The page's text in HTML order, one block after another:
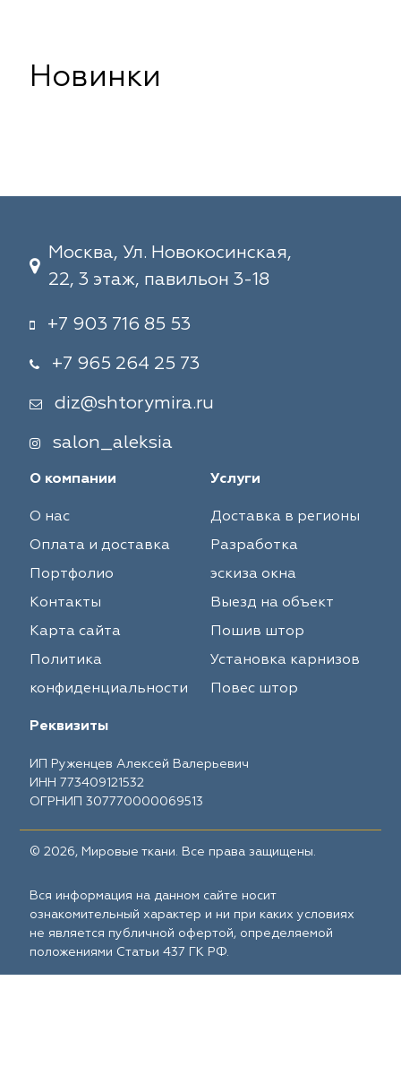
Новинки
Москва, Ул. Новокосинская,
22, 3 этаж, павильон 3-18
+7 903 716 85 53
+7 965 264 25 73
diz@shtorymira.ru
salon_aleksia
О компании
О нас
Оплата и доставка
Портфолио
Контакты
Карта сайта
Политика
конфиденциальности
Услуги
Доставка в регионы
Разработка
эскиза окна
Выезд на объект
Пошив штор
Установка карнизов
Повес штор
Реквизиты
ИП Руженцев Алексей Валерьевич
ИНН 773409121532
ОГРНИП 307770000069513
© 2026, Мировые ткани. Все права защищены.
Вся информация на данном сайте носит
ознакомительный характер и ни при каких условиях
не является публичной офертой, определяемой
положениями Статьи 437 ГК РФ.